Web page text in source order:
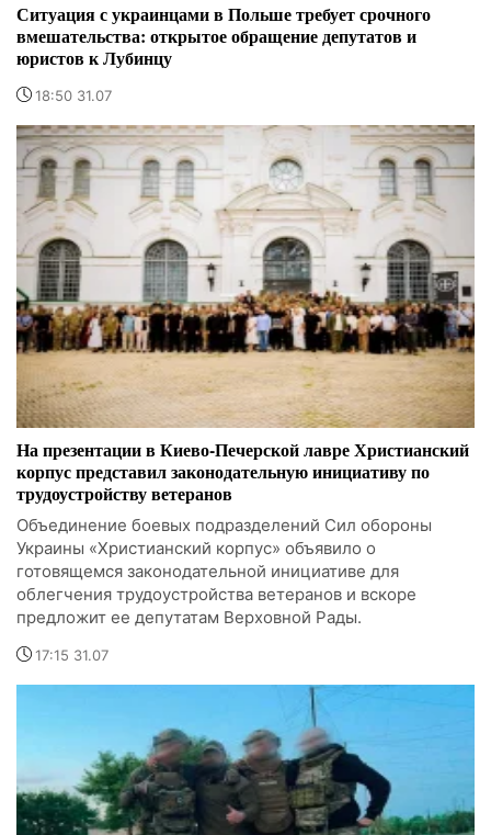
Ситуация с украинцами в Польше требует срочного
вмешательства: открытое обращение депутатов и
юристов к Лубинцу
18:50 31.07
На презентации в Киево-Печерской лавре Христианский
корпус представил законодательную инициативу по
трудоустройству ветеранов
Объединение боевых подразделений Сил обороны
Украины «Христианский корпус» объявило о
готовящемся законодательной инициативе для
облегчения трудоустройства ветеранов и вскоре
предложит ее депутатам Верховной Рады.
17:15 31.07